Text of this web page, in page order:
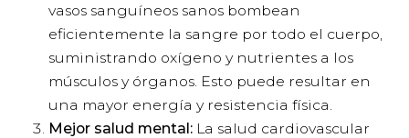
vasos sanguíneos sanos bombean
eficientemente la sangre por todo el cuerpo,
suministrando oxígeno y nutrientes a los
músculos y órganos. Esto puede resultar en
una mayor energía y resistencia física.
Mejor salud mental: La salud cardiovascular